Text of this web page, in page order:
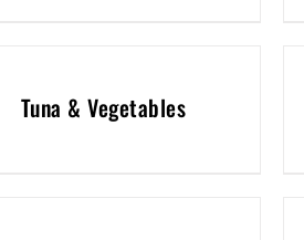
Tuna & Vegetables